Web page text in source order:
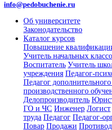
info@pedobuchenie.ru
Об университете
Законодательство
Каталог курсов
Повышение
Учитель начальных
Воспитатель Учитель
учреждения Педагог-
Педагог
производственного
Делопроизводитель
ГО и ЧС Инженер Логист
труда Педагог Педагог-
Повар Продажи